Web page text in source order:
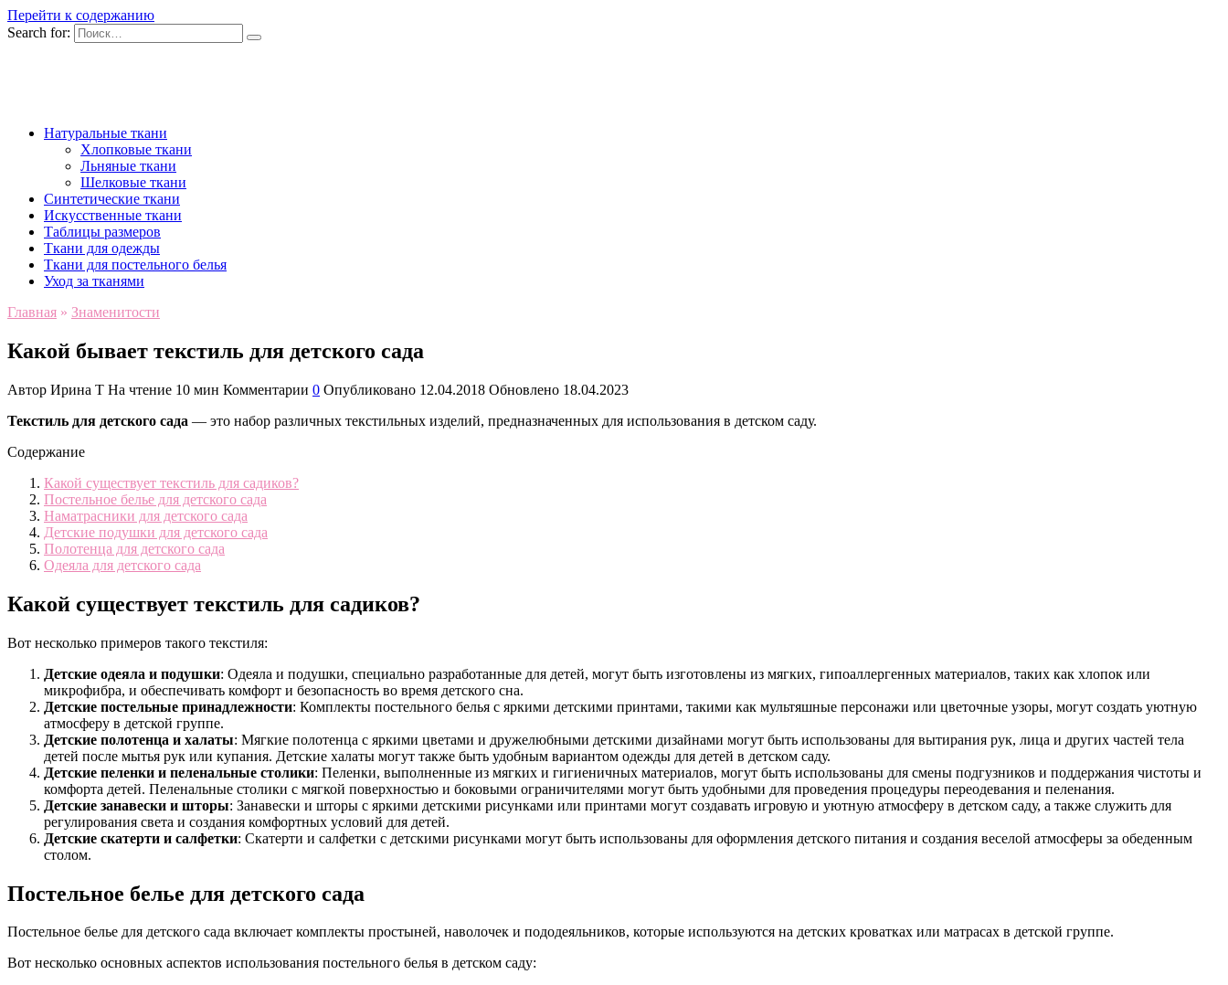
Перейти к содержанию
Search for:
Натуральные ткани
Хлопковые ткани
Льняные ткани
Шелковые ткани
Синтетические ткани
Искусственные ткани
Таблицы размеров
Ткани для одежды
Ткани для постельного белья
Уход за тканями
Главная » Знаменитости
Какой бывает текстиль для детского сада
Автор Ирина Т На чтение 10 мин Комментарии 0 Опубликовано 12.04.2018 Обновлено 18.04.2023
Текстиль для детского сада — это набор различных текстильных изделий, предназначенных для использования в детском саду.
Содержание
Какой существует текстиль для садиков?
Постельное белье для детского сада
Наматрасники для детского сада
Детские подушки для детского сада
Полотенца для детского сада
Одеяла для детского сада
Какой существует текстиль для садиков?
Вот несколько примеров такого текстиля:
Детские одеяла и подушки: Одеяла и подушки, специально разработанные для детей, могут быть изготовлены из мягких, гипоаллергенных материалов, таких как хлопок или
микрофибра, и обеспечивать комфорт и безопасность во время детского сна.
Детские постельные принадлежности: Комплекты постельного белья с яркими детскими принтами, такими как мультяшные персонажи или цветочные узоры, могут создать уютную
атмосферу в детской группе.
Детские полотенца и халаты: Мягкие полотенца с яркими цветами и дружелюбными детскими дизайнами могут быть использованы для вытирания рук, лица и других частей тела
детей после мытья рук или купания. Детские халаты могут также быть удобным вариантом одежды для детей в детском саду.
Детские пеленки и пеленальные столики: Пеленки, выполненные из мягких и гигиеничных материалов, могут быть использованы для смены подгузников и поддержания чистоты и
комфорта детей. Пеленальные столики с мягкой поверхностью и боковыми ограничителями могут быть удобными для проведения процедуры переодевания и пеленания.
Детские занавески и шторы: Занавески и шторы с яркими детскими рисунками или принтами могут создавать игровую и уютную атмосферу в детском саду, а также служить для
регулирования света и создания комфортных условий для детей.
Детские скатерти и салфетки: Скатерти и салфетки с детскими рисунками могут быть использованы для оформления детского питания и создания веселой атмосферы за обеденным
столом.
Постельное белье для детского сада
Постельное белье для детского сада включает комплекты простыней, наволочек и пододеяльников, которые используются на детских кроватках или матрасах в детской группе.
Вот несколько основных аспектов использования постельного белья в детском саду: